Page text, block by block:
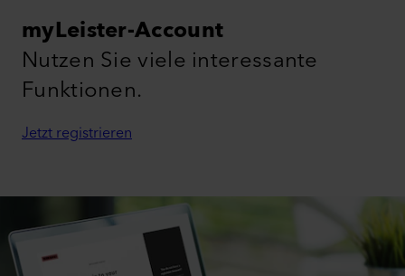
myLeister-Account
Nutzen Sie viele interessante
Funktionen.
Jetzt registrieren